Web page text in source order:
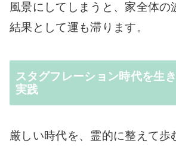
風景にしてしまうと、家全体の
結果として運も滞ります。
スタグフレーション時代を生
実践
厳しい時代を、霊的に整えて歩